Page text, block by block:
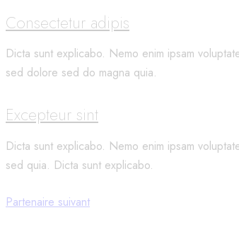
Consectetur adipis
Dicta sunt explicabo. Nemo enim ipsam
sed dolore sed do magna quia.
Excepteur sint
Dicta sunt explicabo. Nemo enim ipsam
sed quia. Dicta sunt explicabo.
Partenaire suivant